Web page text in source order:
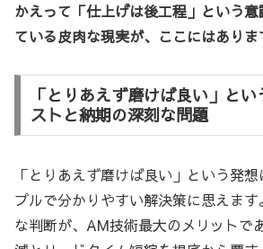
かえって「仕上げは後工程」という
ている皮肉な現実が、ここにはありま
「とりあえず磨けば良い」と
ストと納期の深刻な問題
「とりあえず磨けば良い」という発
プルで分かりやすい解決策に思えま
な判断が、AM技術最大のメリットで